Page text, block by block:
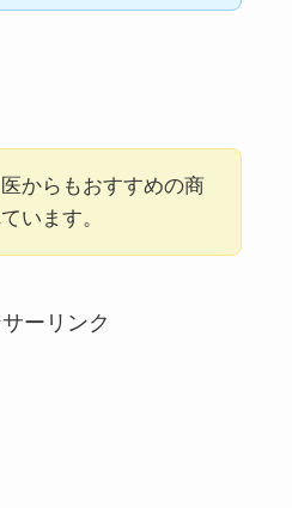
からもおすすめの商
います。
ーリンク